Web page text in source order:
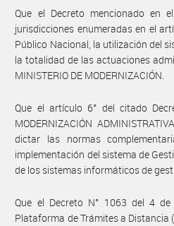
Que el Decreto mencionado en
jurisdicciones enumeradas en el
Público Nacional, la utilización del
la totalidad de las actuaciones
MINISTERIO DE MODERNIZACIÓN.
Que el artículo 6° del citado
MODERNIZACIÓN
dictar las normas
implementación del sistema de
de los sistemas informáticos de
Que el Decreto N° 1063 del 4
Plataforma de Trámites a Distancia